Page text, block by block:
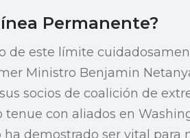
Permanente?
de este límite
Ministro Benjamin
socios de coalición de
con aliados en
demostrado ser vital para